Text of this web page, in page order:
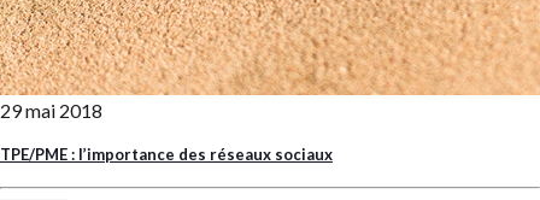
29 mai 2018
TPE/PME : l’importance des réseaux sociaux